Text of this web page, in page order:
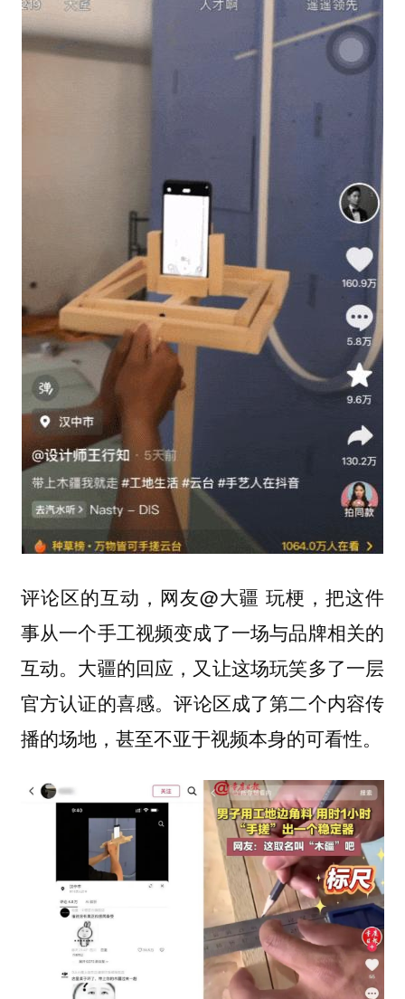
评论区的互动，网友@大疆 玩梗，把这件
事从一个手工视频变成了一场与品牌相关的
互动。大疆的回应，又让这场玩笑多了一层
官方认证的喜感。评论区成了第二个内容传
播的场地， 甚至不亚于视频本身的可看性。